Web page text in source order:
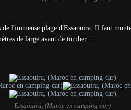
de l'immense plage d'Essaouira. Il faut
de large avant de tomber....
Essaouira, (Maroc en camping-car)